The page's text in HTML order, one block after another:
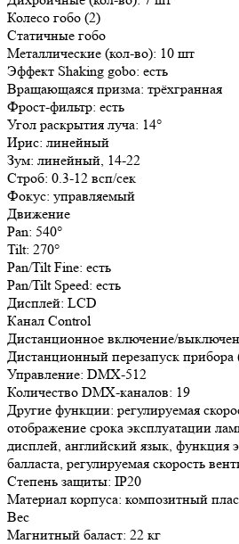
Колесо гобо (2)
Статичные гобо
Металлические (кол-во): 10 шт
Эффект Shaking gobo: есть
Вращающаяся призма: трёхгранная
Фрост-фильтр: есть
Угол раскрытия луча: 14°
Ирис: линейный
Зум: линейный, 14-22
Строб: 0.3-12 всп/сек
Фокус: управляемый
Движение
Pan: 540°
Tilt: 270°
Pan/Tilt Fine: есть
Pan/Tilt Speed: есть
Дисплей: LCD
Канал Control
Дистанционное включение/
Дистанционный перезапуск прибора
Управление: DMX-512
Количество DMX-каналов: 19
Другие функции: регулируемая
отображение срока эксплуатации
дисплей, английский язык, функция
балласта, регулируемая скорость
Степень защиты: IP20
Материал корпуса: композитный
Вес
Магнитный баласт: 22 кг